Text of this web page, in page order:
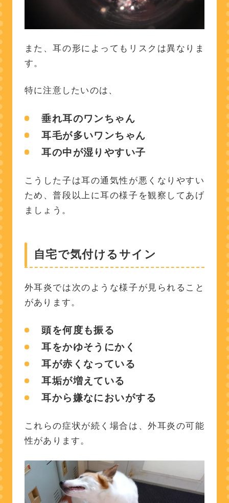
また、耳の形によってもリスクは異なりま
す。
特に注意したいのは、
垂れ耳のワンちゃん
耳毛が多いワンちゃん
耳の中が湿りやすい子
こうした子は耳の通気性が悪くなりやすい
ため、普段以上に耳の様子を観察してあげ
ましょう。
自宅で気付けるサイン
外耳炎では次のような様子が見られること
があります。
頭を何度も振る
耳をかゆそうにかく
耳が赤くなっている
耳垢が増えている
耳から嫌なにおいがする
これらの症状が続く場合は、外耳炎の可能
性があります。